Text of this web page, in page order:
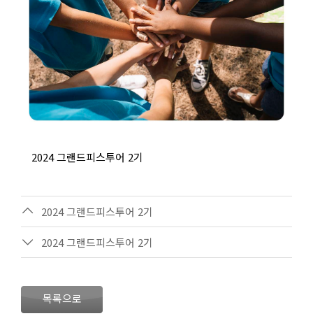
2024 그랜드피스투어 2기
2024 그랜드피스투어 2기
2024 그랜드피스투어 2기
목록으로